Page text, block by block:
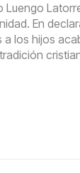
En
los hijos